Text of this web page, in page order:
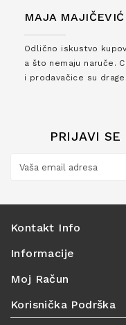
MAJA
Odlično iskustvo
a što nemaju naruče.
i prodavačice su
PRIJAVI
Kontakt Info
Informacije
Moj Račun
Korisnička Podrška